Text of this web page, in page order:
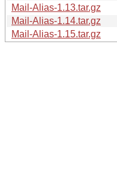
Mail-Alias-1.13.tar.gz
Mail-Alias-1.14.tar.gz
Mail-Alias-1.15.tar.gz